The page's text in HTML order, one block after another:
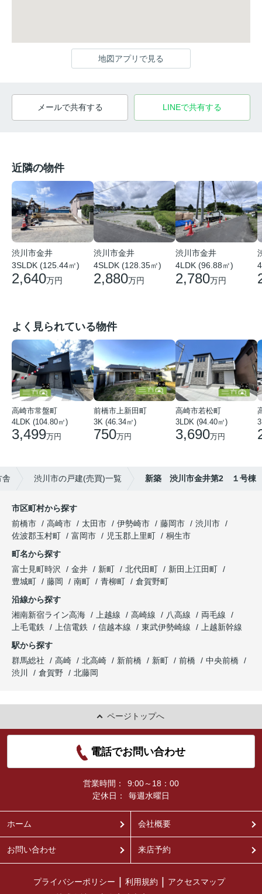
地図アプリで見る
メールで共有する LINEで共有する
近隣の物件
渋川市金井
3SLDK (125.44㎡)
2,640万円
渋川市金井
4SLDK (128.35㎡)
2,880万円
渋川市金井
4LDK (96.88㎡)
2,780万円
よく見られている物件
高崎市常盤町
4LDK (104.80㎡)
3,499万円
前橋市上新田町
3K (46.34㎡)
750万円
高崎市若松町
3LDK (94.40㎡)
3,690万円
舎 渋川市の戸建(売買)一覧 新築 渋川市金井第2 １号棟
市区町村から探す
前橋市
高崎市 太田市 伊勢崎市 藤岡市
渋川市
佐波郡玉村町
富岡市 児玉郡上里町
桐生市
町名から探す
富士見町時沢
金井 新町 北代田町
新田上江田町
豊城町
藤岡 南町 青柳町
倉賀野町
沿線から探す
湘南新宿ライン高海
上越線 高崎線 八高線
両毛線
上毛電鉄
上信電鉄 信越本線 東武伊勢崎線
上越新幹線
駅から探す
群馬総社
高崎 北高崎 新前橋 新町 前橋
中央前橋
渋川
倉賀野 北藤岡
ページトップへ
電話でお問い合わせ
営業時間：
9:00～18：00
定休日：
毎週水曜日
ホーム 会社概要
お問い合わせ 来店予約
プライバシーポリシー 利用規約
アクセスマップ